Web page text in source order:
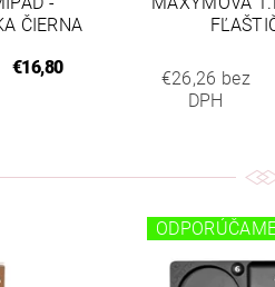
ČIERNA
€16,80
€26,26 bez
DPH